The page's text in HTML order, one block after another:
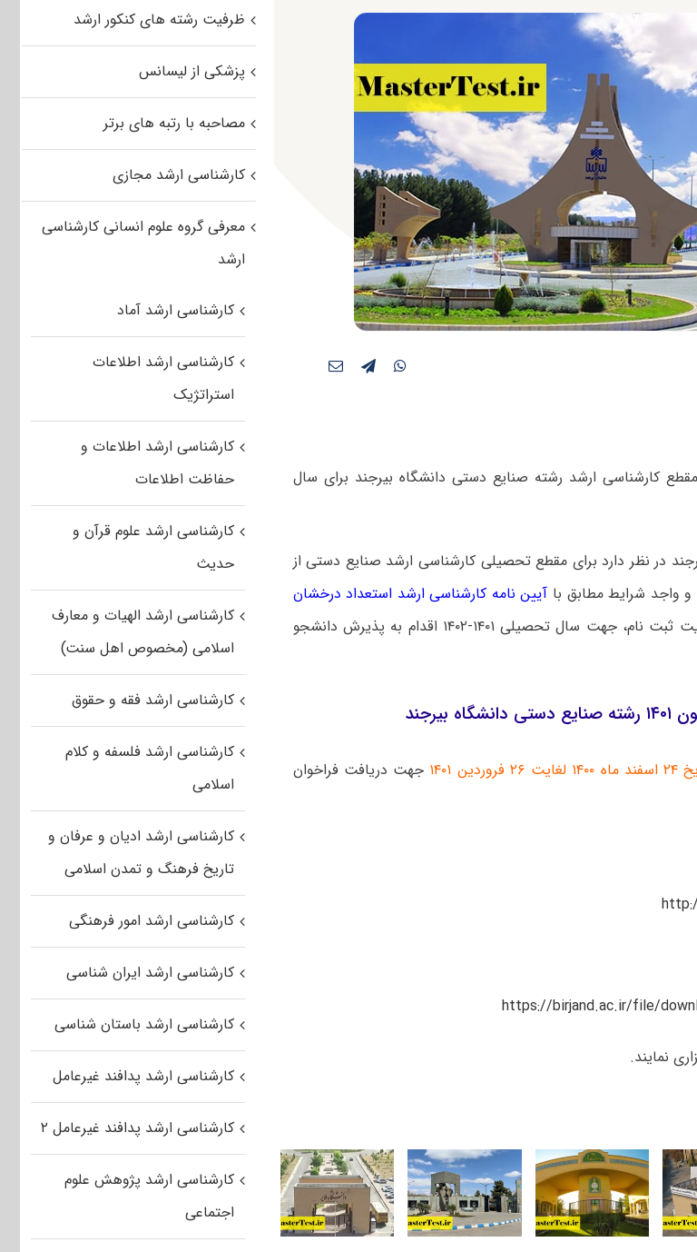
کارشناسی ارشد رشته صنایع دستی دانشگاه بیرجند برای سال
در نظر دارد برای مقطع تحصیلی کارشناسی ارشد صنایع دستی از
واجد شرایط مطابق با آیین نامه کارشناسی ارشد استعداد درخشان
و آیین نامه بارگذاری شده در سایت ثبت نام، جهت سال تحصیلی ۱۴۰۱-۱۴۰۲ اقدام به پذیرش دانشجو
فروردین ۱۴۰۱
جهت دریافت فراخوان
https://birjand.ac.ir/file/
نمایند.
ظرفیت رشته های کنکور ارشد
پزشکی از لیسانس
مصاحبه با رتبه های برتر
کارشناسی ارشد مجازی
معرفی گروه علوم انسانی کارشناسی
ارشد
کارشناسی ارشد آماد
کارشناسی ارشد اطلاعات
استراتژیک
کارشناسی ارشد اطلاعات و
حفاظت اطلاعات
کارشناسی ارشد علوم قرآن و
حدیث
کارشناسی ارشد الهیات و معارف
اسلامی (مخصوص اهل سنت)
کارشناسی ارشد فقه و حقوق
کارشناسی ارشد فلسفه و کلام
اسلامی
کارشناسی ارشد ادیان و عرفان و
تاریخ فرهنگ و تمدن اسلامی
کارشناسی ارشد امور فرهنگی
کارشناسی ارشد ایران شناسی
کارشناسی ارشد باستان شناسی
کارشناسی ارشد پدافند غیرعامل
کارشناسی ارشد پدافند غیرعامل ۲
کارشناسی ارشد پژوهش علوم
اجتماعی